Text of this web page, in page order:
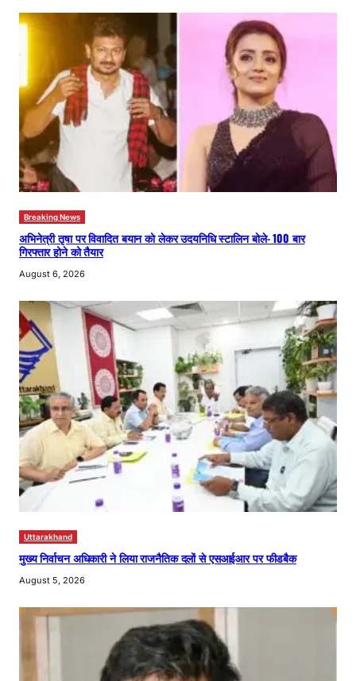
Breaking News
अभिनेत्री तृषा पर विवादित बयान को लेकर उदयनिधि स्टालिन बोले- 100 बार
गिरफ्तार होने को तैयार
August 6, 2026
Uttarakhand
मुख्य निर्वाचन अधिकारी ने लिया राजनैतिक दलों से एसआईआर पर फीडबैक
August 5, 2026